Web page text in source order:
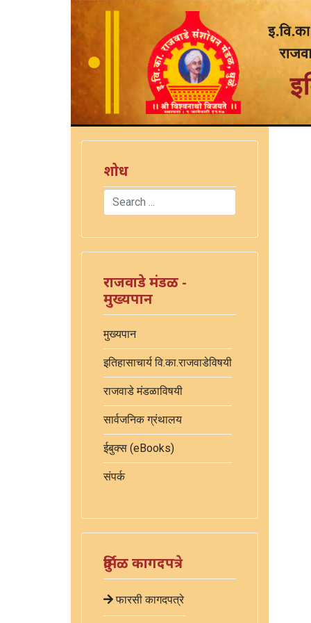
शोध
Search
राजवाडे मंडळ -
मुख्यपान
मुख्यपान
इतिहासाचार्य वि.का.राजवाडेविषयी
राजवाडे मंडळाविषयी
सार्वजनिक ग्रंथालय
ईबुक्स (eBooks)
संपर्क
दुर्मिळ कागदपत्रे
फारसी कागदपत्रे